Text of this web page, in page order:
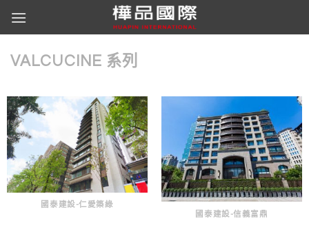
VALCUCINE 系列
國泰建設-仁愛築綠
國泰建設-信義富鼎